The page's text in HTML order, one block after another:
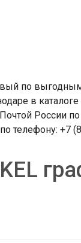
по
в
России
телефону: +7